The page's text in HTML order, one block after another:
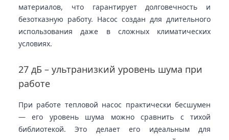
материалов, что гарантирует долговечность и
безотказную работу. Насос создан для длительного
использования даже в сложных климатических
условиях.
27 дБ – ультранизкий уровень шума при
работе
При работе тепловой насос практически бесшумен
— его уровень шума можно сравнить с тихой
библиотекой. Это делает его идеальным для